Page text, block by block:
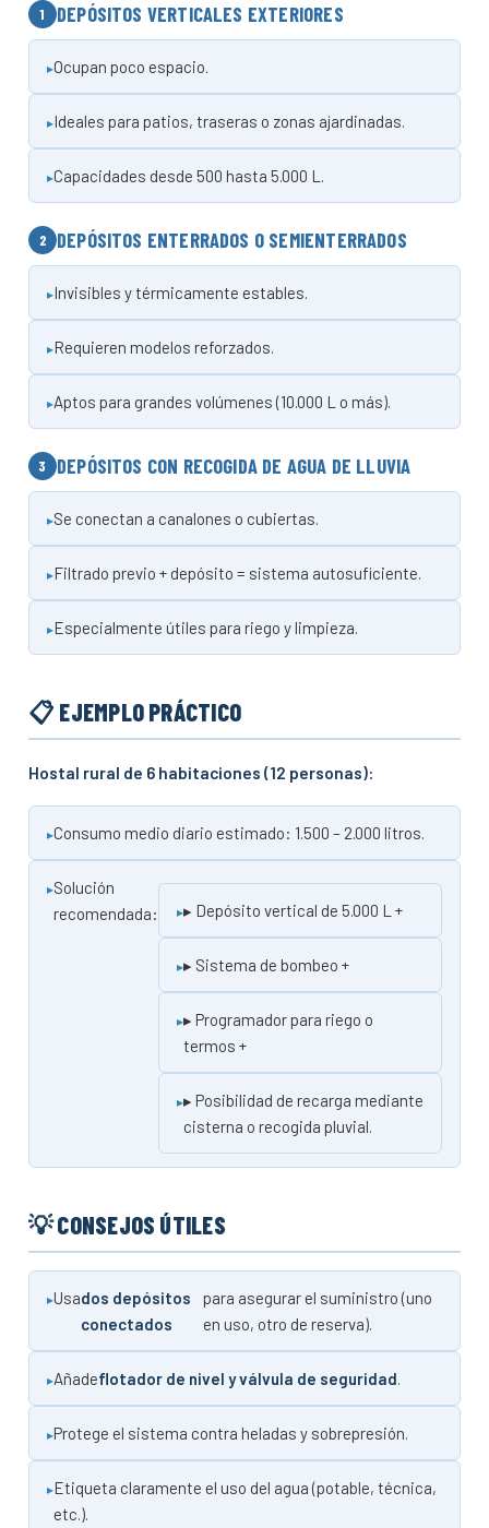
1 DEPÓSITOS VERTICALES EXTERIORES
Ocupan poco espacio.
Ideales para patios, traseras o zonas ajardinadas.
Capacidades desde 500 hasta 5.000 L.
2 DEPÓSITOS ENTERRADOS O SEMIENTERRADOS
Invisibles y térmicamente estables.
Requieren modelos reforzados.
Aptos para grandes volúmenes (10.000 L o más).
3 DEPÓSITOS CON RECOGIDA DE AGUA DE LLUVIA
Se conectan a canalones o cubiertas.
Filtrado previo + depósito = sistema autosuficiente.
Especialmente útiles para riego y limpieza.
📋 EJEMPLO PRÁCTICO
Hostal rural de 6 habitaciones (12 personas):
Consumo medio diario estimado: 1.500 – 2.000 litros.
Solución
recomendada:
▸ Depósito vertical de 5.000 L +
▸ Sistema de bombeo +
▸ Programador para riego o
termos +
▸ Posibilidad de recarga mediante
cisterna o recogida pluvial.
💡 CONSEJOS ÚTILES
Usados depósitos
conectados
para asegurar el suministro (uno
en uso, otro de reserva).
Añadeflotador de nivel y válvula de seguridad.
Protege el sistema contra heladas y sobrepresión.
Etiqueta claramente el uso del agua (potable, técnica,
etc.).